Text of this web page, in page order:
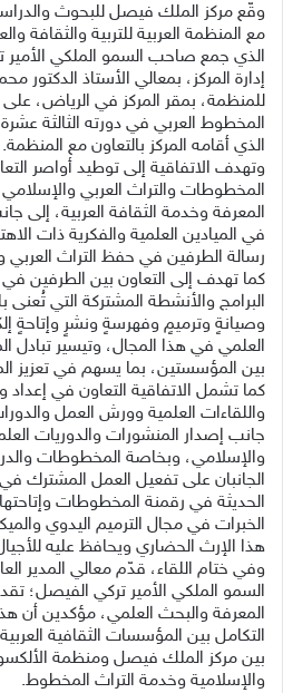
وقّع مركز الملك فيصل للبحوث
مع المنظمة العربية للتربية والثقافة
الذي جمع صاحب السمو الملكي
إدارة المركز، بمعالي الأستاذ الدكتور
للمنظمة، بمقر المركز في الرياض،
الذي أقامه المركز بالتعاون مع المنظمة.
وتهدف الاتفاقية إلى توطيد أواصر
المخطوطات والتراث العربي
المعرفة وخدمة الثقافة العربية، إلى
في الميادين العلمية والفكرية ذات
رسالة الطرفين في حفظ التراث العربي
كما تهدف إلى التعاون بين الطرفين في
البرامج والأنشطة المشتركة التي
وصيانةٍ وترميمٍ وفهرسةٍ ونشرٍ وإتاحةٍ
العلمي في هذا المجال، وتيسير تبادل
بين المؤسستين، بما يسهم في تعزيز
كما تشمل الاتفاقية التعاون في إعداد
واللقاءات العلمية وورش العمل
جانب إصدار المنشورات والدوريات
والإسلامي، وبخاصة المخطوطات
الجانبان على تفعيل العمل المشترك
الحديثة في رقمنة المخطوطات
الخبرات في مجال الترميم اليدوي
هذا الإرث الحضاري ويحافظ عليه
وفي ختام اللقاء، قدّم معالي المدير
السمو الملكي الأمير تركي الفيصل؛
المعرفة والبحث العلمي، مؤكدين أن
التكامل بين المؤسسات الثقافية
بين مركز الملك فيصل ومنظمة الألكسو
والإسلامية وخدمة التراث المخطوط.